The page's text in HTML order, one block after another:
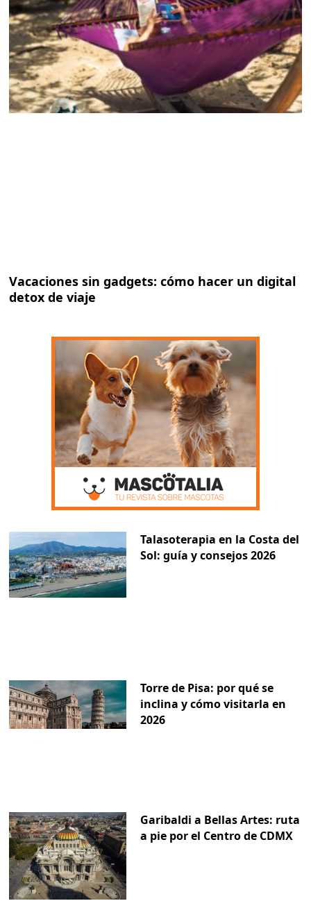
Vacaciones sin gadgets: cómo hacer un digital
detox de viaje
Talasoterapia en la Costa del
Sol: guía y consejos 2026
Torre de Pisa: por qué se
inclina y cómo visitarla en
2026
Garibaldi a Bellas Artes: ruta
a pie por el Centro de CDMX